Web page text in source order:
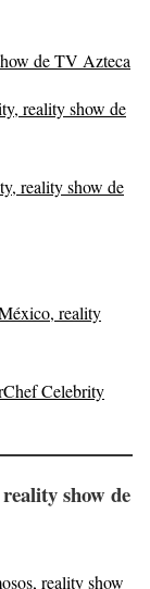
de TV Azteca
reality show de
reality show de
reality
Celebrity
show de
reality show